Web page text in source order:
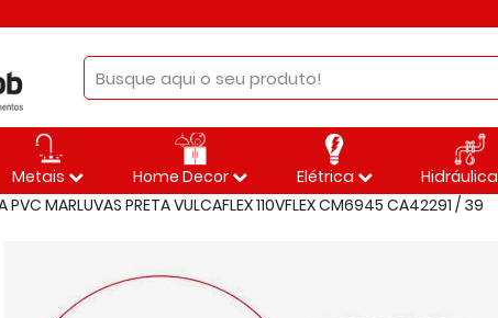
Metais Home Decor Elétrica Hidráulica
PVC MARLUVAS PRETA VULCAFLEX 110VFLEX CM6945 CA42291 / 39